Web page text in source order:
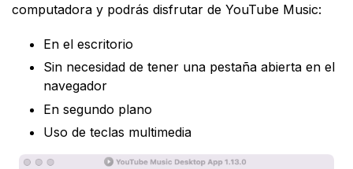
computadora y podrás disfrutar de YouTube Music:
En el escritorio
Sin necesidad de tener una pestaña abierta en el
navegador
En segundo plano
Uso de teclas multimedia